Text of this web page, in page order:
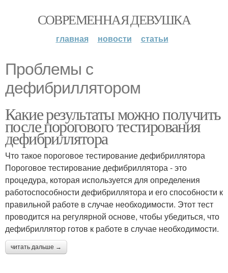
СОВРЕМЕННАЯ ДЕВУШКА
главная новости статьи
Проблемы с
дефибриллятором
Какие результаты можно получить
после порогового тестирования
дефибриллятора
Что такое пороговое тестирование дефибриллятора
Пороговое тестирование дефибриллятора - это
процедура, которая используется для определения
работоспособности дефибриллятора и его способности к
правильной работе в случае необходимости. Этот тест
проводится на регулярной основе, чтобы убедиться, что
дефибриллятор готов к работе в случае необходимости.
читать дальше →